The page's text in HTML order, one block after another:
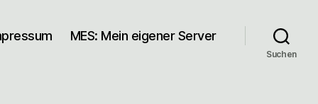
MES: Mein eigener Server
Suchen